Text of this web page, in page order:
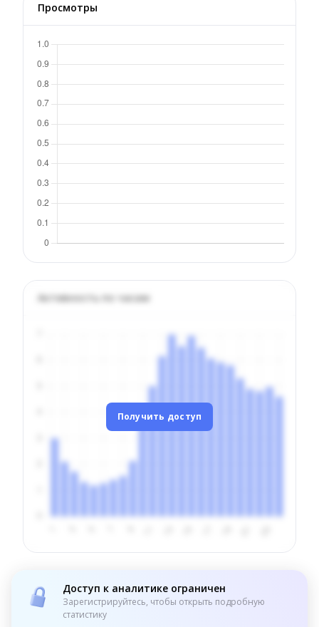
Просмотры
Активность по часам
Получить доступ
Доступ к аналитике ограничен
Зарегистрируйтесь, чтобы открыть подробную
статистику